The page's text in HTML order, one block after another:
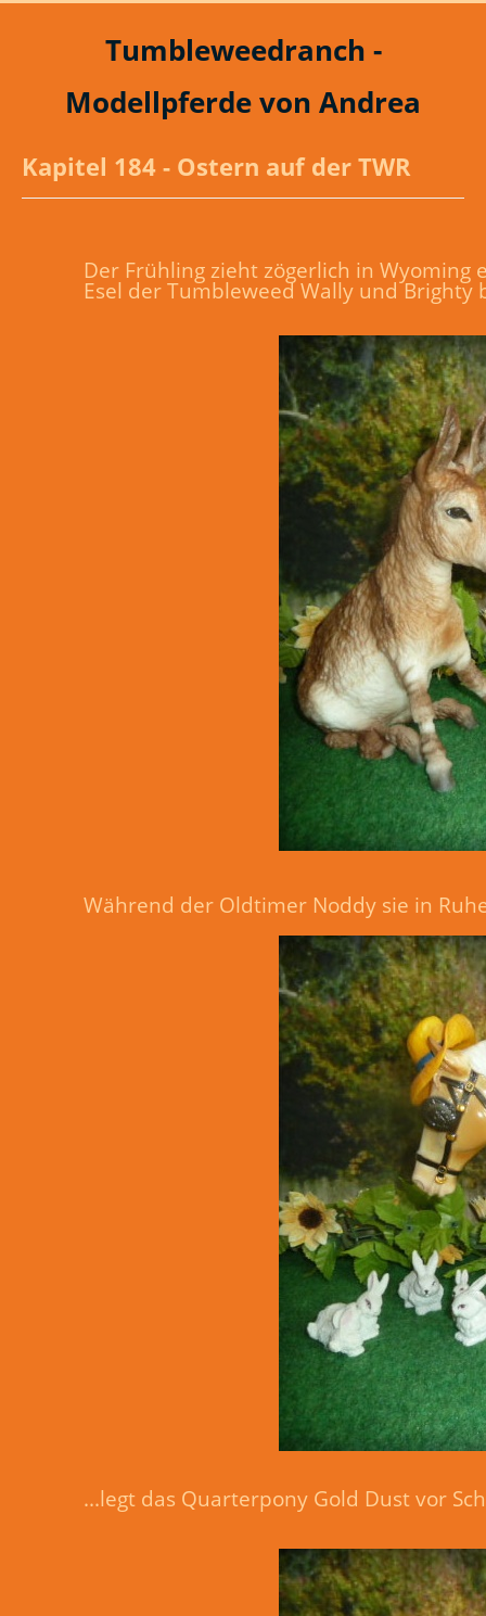
Tumbleweedranch -
Modellpferde von Andrea
Kapitel 184 - Ostern auf der TWR
Der Frühling zieht zögerlich in Wyoming
Esel der Tumbleweed Wally und Brighty
Während der Oldtimer Noddy sie in
...legt das Quarterpony Gold Dust vor